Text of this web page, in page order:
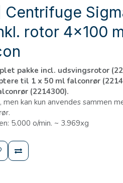
Centrifuge
rotor 4x100
pakke incl. udsvingsrotor
til 1 x 50 ml falconrør
(2214300).
kan kun anvendes sammen
5.000 o/min. ~ 3.969xg